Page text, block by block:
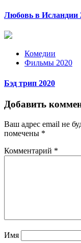
Любовь в Исландии
Комедии
Фильмы 2020
Бэд трип 2020
Добавить
Ваш адрес email не
помечены *
Комментарий *
Имя